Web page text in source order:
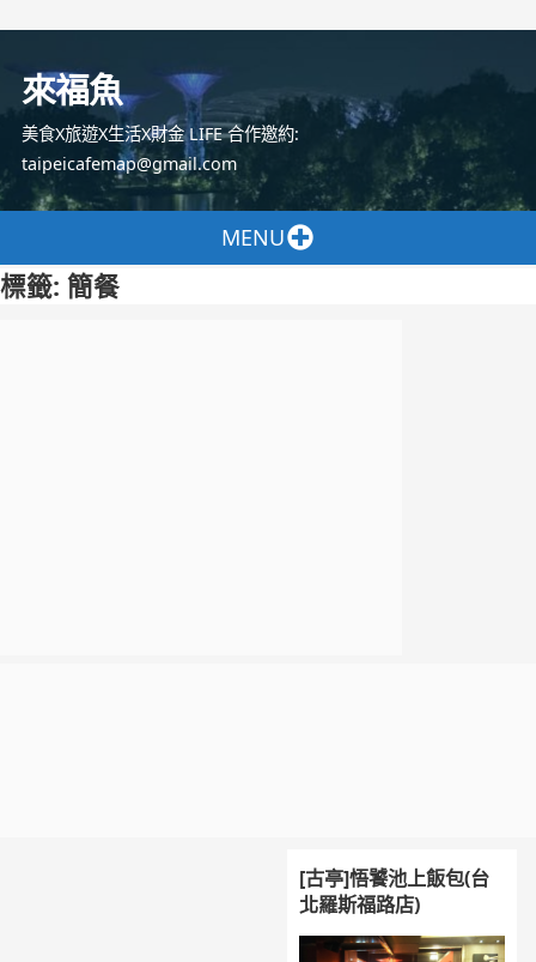
容
來福魚
美食X旅遊X生活X財金 LIFE 合作邀約:
taipeicafemap@gmail.com
MENU
標籤: 簡餐
[古亭]悟饕池上飯包(台
北羅斯福路店)